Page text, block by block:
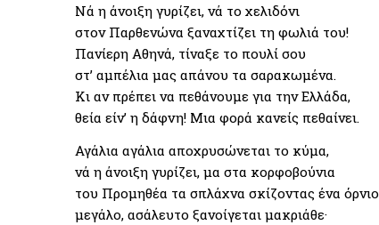
Νά η άνοιξη γυρίζει, νά το χελιδόνι
στον Παρθενώνα ξαναχτίζει τη φωλιά του!
Πανίερη Αθηνά, τίναξε το πουλί σου
στ’ αμπέλια μας απάνου τα σαρακωμένα.
Κι αν πρέπει να πεθάνουμε για την Ελλάδα,
θεία είν’ η δάφνη! Μια φορά κανείς πεθαίνει.
Αγάλια αγάλια αποχρυσώνεται το κύμα,
νά η άνοιξη γυρίζει, μα στα κορφοβούνια
του Προμηθέα τα σπλάχνα σκίζοντας ένα όρνιο
μεγάλο, ασάλευτο ξανοίγεται μακριάθε·